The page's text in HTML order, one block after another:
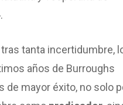
tras tanta incertidumbre,
años de Burroughs
de mayor éxito, no solo